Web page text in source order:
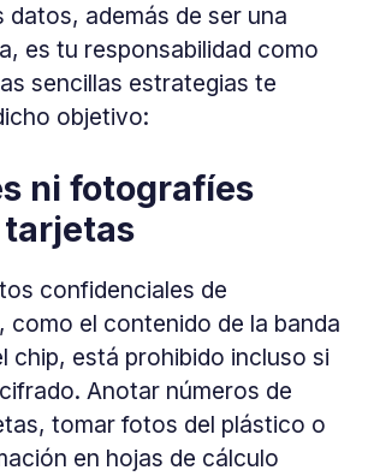
datos, además de ser una
es tu responsabilidad como
sencillas estrategias te
objetivo:
ni fotografíes
confidenciales de
como el contenido de la banda
chip, está prohibido incluso si
Anotar números de
tomar fotos del plástico o
en hojas de cálculo